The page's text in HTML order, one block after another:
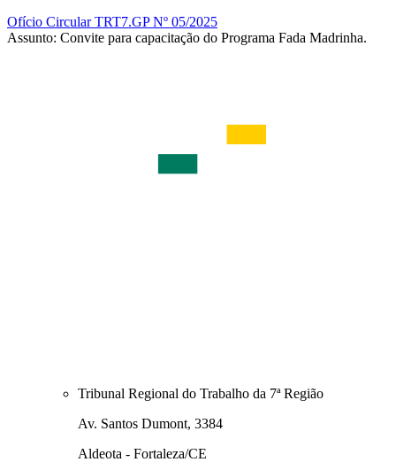
Ofício Circular TRT7.GP Nº 05/2025
Assunto: Convite para capacitação do Programa Fada Madrinha.
Tribunal Regional do Trabalho da 7ª Região
Av. Santos Dumont, 3384
Aldeota - Fortaleza/CE